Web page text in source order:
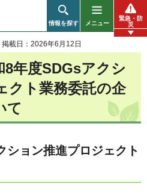
情報を探す メニュー
緊急・防
災
掲載日：2026年6月12日
8年度SDGsアクシ
クト業務委託の企
て
ション推進プロジェクト